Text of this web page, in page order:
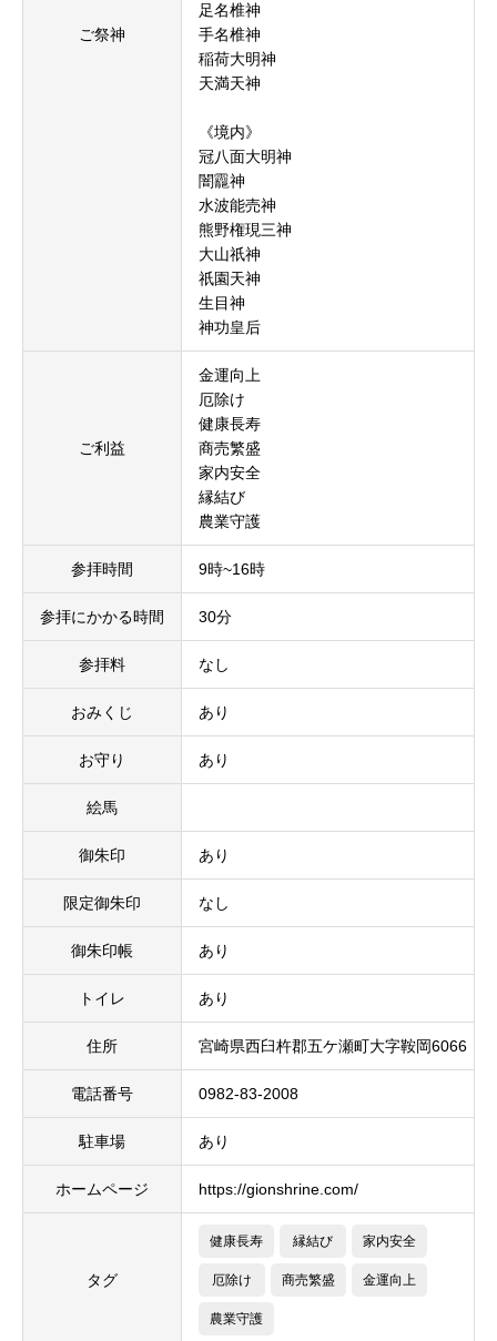
ご祭神
足名椎神
手名椎神
稲荷大明神
天満天神
《境内》
冠八面大明神
闇龗神
水波能売神
熊野権現三神
大山祇神
祇園天神
生目神
神功皇后
ご利益
金運向上
厄除け
健康長寿
商売繁盛
家内安全
縁結び
農業守護
参拝時間 9時~16時
参拝にかかる時間 30分
参拝料 なし
おみくじ あり
お守り あり
絵馬
御朱印 あり
限定御朱印 なし
御朱印帳 あり
トイレ あり
住所 宮崎県西臼杵郡五ケ瀬町大字鞍岡6066
電話番号 0982-83-2008
駐車場 あり
ホームページ https://gionshrine.com/
タグ
健康長寿 縁結び 家内安全
厄除け 商売繁盛 金運向上
農業守護